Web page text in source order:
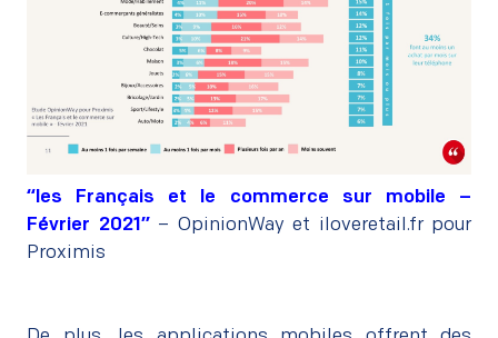
“les Français et le commerce sur mobile –
Février 2021” – OpinionWay et iloveretail.fr pour
Proximis